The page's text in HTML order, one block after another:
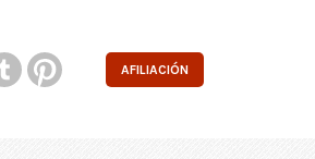
AFILIACIÓN